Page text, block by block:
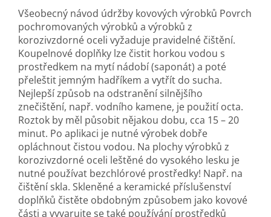
Všeobecný návod údržby kovových výrobků Povrch
pochromovaných výrobků a výrobků z
korozivzdorné oceli vyžaduje pravidelné čištění.
Koupelnové doplňky lze čistit horkou vodou s
prostředkem na mytí nádobí (saponát) a poté
přeleštit jemným hadříkem a vytřít do sucha.
Nejlepší způsob na odstranění silnějšího
znečištění, např. vodního kamene, je použití octa.
Roztok by měl působit nějakou dobu, cca 15 – 20
minut. Po aplikaci je nutné výrobek dobře
opláchnout čistou vodou. Na plochy výrobků z
korozivzdorné oceli leštěné do vysokého lesku je
nutné používat bezchlórové prostředky! Např. na
čištění skla. Skleněné a keramické příslušenství
doplňků čistěte obdobným způsobem jako kovové
části a vyvarujte se také používání prostředků